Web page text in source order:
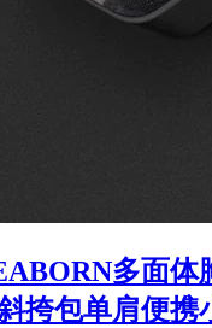
多面体
挎包单肩便携